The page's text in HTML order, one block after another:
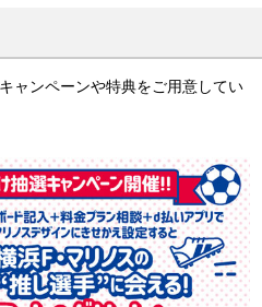
ャンペーンや特典をご用意してい